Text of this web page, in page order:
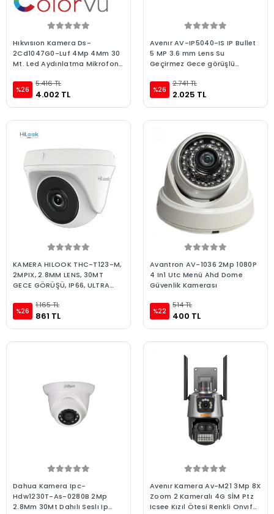
Hıkvısıon Kamera Ds-
2Cd1047G0-Luf 4Mp 4Mm 30
Mt. Led Aydınlatma Mikrofon
%26
5.416 TL
4.002 TL
Avenır AV-IP5040-IS IP Bullet
5 MP 3.6 mm Lens Su
Geçirmez Gece görüşlü
%26
2.741 TL
2.025 TL
KAMERA HILOOK THC-T123-M,
2MPIX, 2.8MM LENS, 30MT
GECE GÖRÜŞÜ, IP66, ULTRA
KASA, DOME, KAMERA
%26
1.165 TL
861 TL
Avantron AV-1036 2Mp 1080P
4 In1 Utc Menü Ahd Dome
Güvenlik Kamerası
%22
514 TL
400 TL
Dahua Kamera Ipc-
Hdw1230T-As-0280B 2Mp
2.8Mm 30Mt Dahılı Seslı Ip
Avenır Kamera Av-M21 3Mp 8X
Zoom 2 Kameralı 4G SİM Ptz
Icsee Kızıl Ötesi Renkli Onvıf